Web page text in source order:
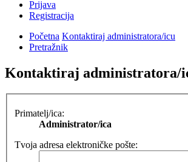
Prijava
Registracija
Početna Kontaktiraj administratora/icu
Pretražnik
Kontaktiraj administratora/
Primatelj/ica:
Administrator/ica
Tvoja adresa elektroničke pošte: